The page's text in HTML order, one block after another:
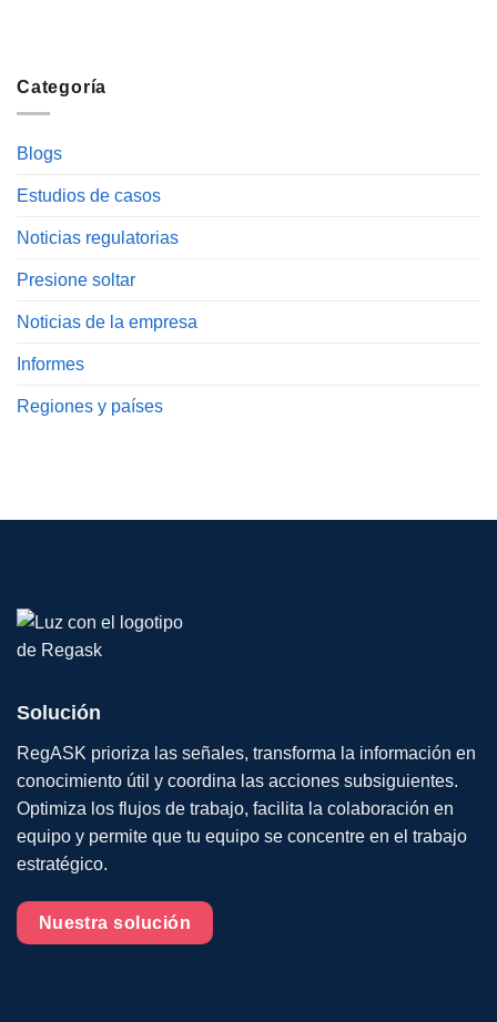
Categoría
Blogs
Estudios de casos
Noticias regulatorias
Presione soltar
Noticias de la empresa
Informes
Regiones y países
Solución
RegASK prioriza las señales, transforma la información en
conocimiento útil y coordina las acciones subsiguientes.
Optimiza los flujos de trabajo, facilita la colaboración en
equipo y permite que tu equipo se concentre en el trabajo
estratégico.
Nuestra solución